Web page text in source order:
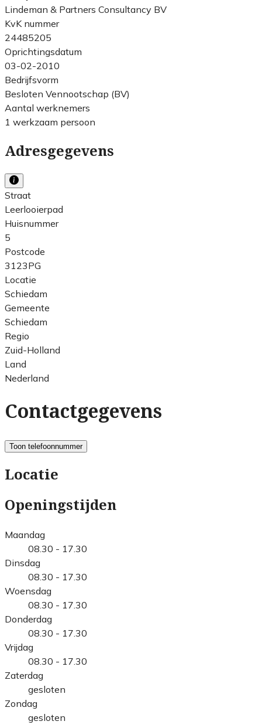
Lindeman & Partners Consultancy BV
KvK nummer
24485205
Oprichtingsdatum
03-02-2010
Bedrijfsvorm
Besloten Vennootschap (BV)
Aantal werknemers
1 werkzaam persoon
Adresgegevens
Straat
Leerlooierpad
Huisnummer
5
Postcode
3123PG
Locatie
Schiedam
Gemeente
Schiedam
Regio
Zuid-Holland
Land
Nederland
Contactgegevens
Toon telefoonnummer
Locatie
Openingstijden
Maandag
08.30 - 17.30
Dinsdag
08.30 - 17.30
Woensdag
08.30 - 17.30
Donderdag
08.30 - 17.30
Vrijdag
08.30 - 17.30
Zaterdag
gesloten
Zondag
gesloten